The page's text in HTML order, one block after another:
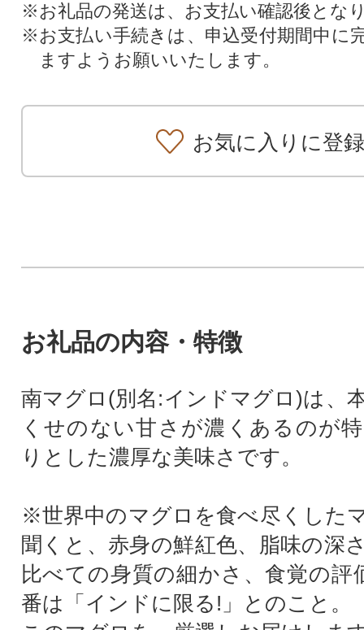
※お礼品の発送は、お支払い確認後とな
※お支払い手続きは、申込受付期間中に
ますようお願いいたします。
お気に入りに登録
お礼品の内容・特徴
南マグロ(別名:インドマグロ)は、
くせのない甘さが濃くあるのが
りとした濃厚な美味さです。
※世界中のマグロを食べ尽くした
聞くと、赤身の鮮紅色、脂味の深
比べての身質の細かさ、食覚の評
番は「インドに限る!」とのこと。